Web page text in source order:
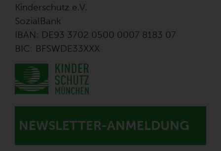
Kinderschutz e.V.
SozialBank
IBAN: DE93 3702 0500 0007 8183 07
BIC: BFSWDE33XXX
NEWSLETTER-ANMELDUNG